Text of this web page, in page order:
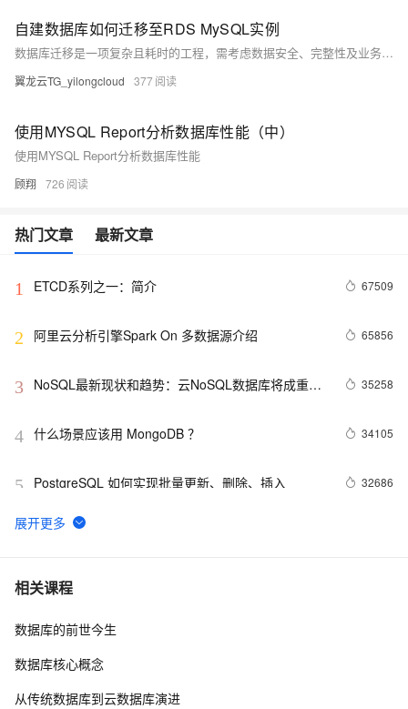
自建数据库如何迁移至RDS MySQL实例
数据库迁移是一项复杂且耗时的工程，需考虑数据安全、完整性及业务中断影响。使用阿里云数据传输服务DTS，可快速、平滑完成迁移任务，将应用停机时间降至分钟级。您还可通过全量备份自建数据库并恢复至RDS MySQL实例，实现间接迁移上云。
翼龙云TG_yilongcloud 377
使用MYSQL Report分析数据库性能（中）
使用MYSQL Report分析数据库性能
顾翔 726
热门文章 最新文章
1 ETCD系列之一：简介 67509
2 阿里云分析引擎Spark On 多数据源介绍 65856
3
NoSQL最新现状和趋势：云NoSQL数据库将成重要
35258
4 什么场景应该用 MongoDB ？ 34105
5 PostgreSQL 如何实现批量更新、删除、插入 32686
6 MongoDB Sharded cluster架构原理
7 在Docker上玩转PostgreSQL -- Mac篇
8 PostgreSQL upsert功能(insert on conflict do)的用法
相关课程
数据库的前世今生
数据库核心概念
从传统数据库到云数据库演进